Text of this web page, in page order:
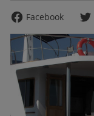
Facebook